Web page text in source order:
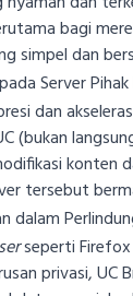
bagi
simpel dan
Server
dan
(bukan
konten
tersebut
dalam
seperti
privasi, UC